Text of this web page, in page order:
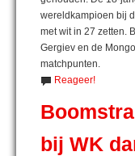
wereldkampioen bij
met wit in 27 zetten.
Gergiev en de
matchpunten.
Reageer!
bij WK